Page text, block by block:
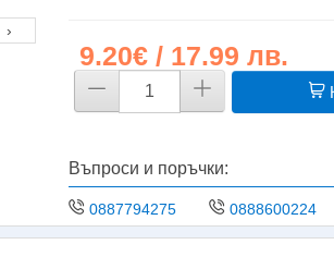
›
9.20€ / 17.99 лв.
Въпроси и поръчки:
0887794275 0888600224